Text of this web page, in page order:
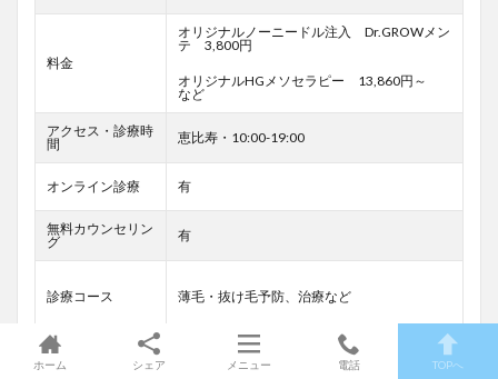
料金
オリジナルノーニードル注入 Dr.GROWメン
テ 3,800円
オリジナルHGメソセラピー 13,860円～
など
アクセス・診療時
間
恵比寿・10:00-19:00
オンライン診療 有
無料カウンセリン
グ
有
診療コース 薄毛・抜け毛予防、治療など
返金 有（条件有）
ホーム シェア メニュー 電話 TOPへ